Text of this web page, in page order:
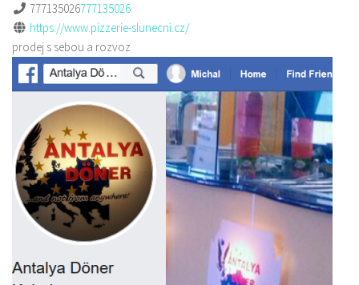
777135026777135026
https://www.pizzerie-slunecni.cz/
prodej s sebou a rozvoz